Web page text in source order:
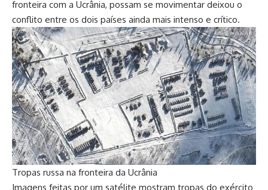
fronteira com a Ucrânia, possam se movimentar deixou o
conflito entre os dois países ainda mais intenso e crítico.
Tropas russa na fronteira da Ucrânia
Imagens feitas por um satélite mostram tropas do exército